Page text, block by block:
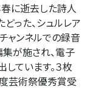
春に逝去した詩人
った、シュルレア
ャンネルでの録音
が施され、電子
ています。３枚
度芸術祭優秀賞受